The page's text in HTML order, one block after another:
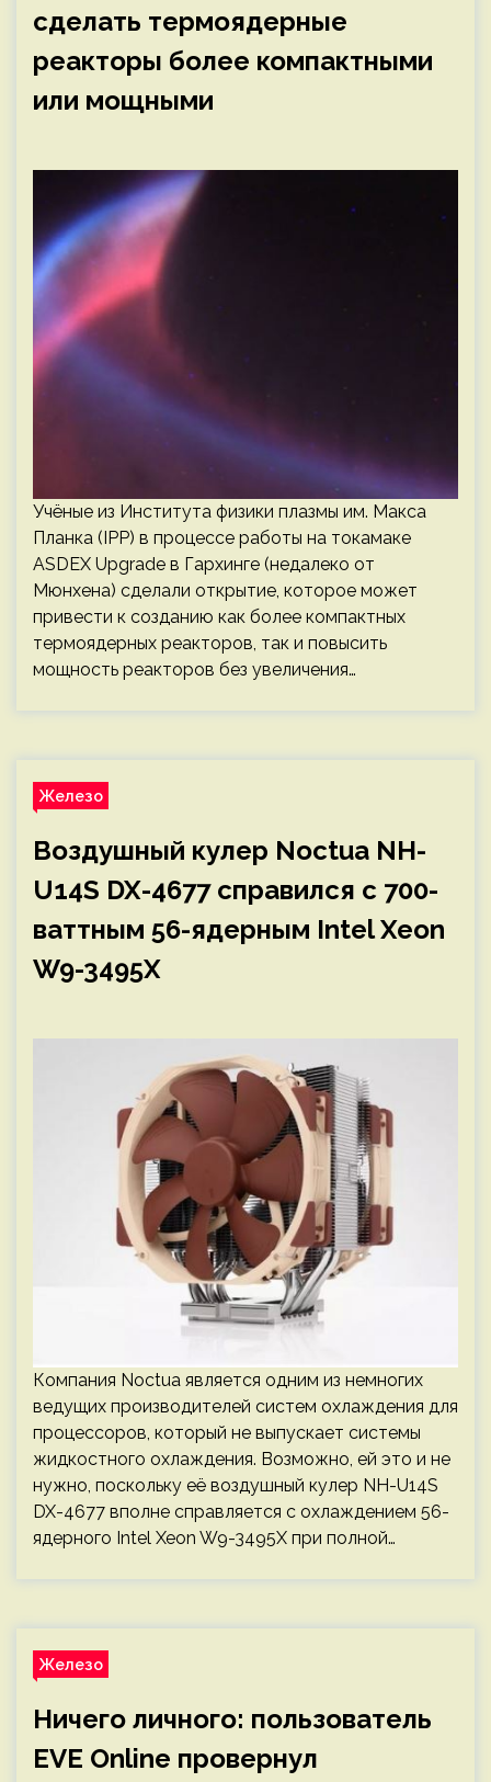
сделать термоядерные
реакторы более компактными
или мощными
Учёные из Института физики плазмы им. Макса
Планка (IPP) в процессе работы на токамаке
ASDEX Upgrade в Гархинге (недалеко от
Мюнхена) сделали открытие, которое может
привести к созданию как более компактных
термоядерных реакторов, так и повысить
мощность реакторов без увеличения…
Железо
Воздушный кулер Noctua NH-
U14S DX-4677 справился с 700-
ваттным 56-ядерным Intel Xeon
W9-3495X
Компания Noctua является одним из немногих
ведущих производителей систем охлаждения для
процессоров, который не выпускает системы
жидкостного охлаждения. Возможно, ей это и не
нужно, поскольку её воздушный кулер NH-U14S
DX-4677 вполне справляется с охлаждением 56-
ядерного Intel Xeon W9-3495X при полной…
Железо
Ничего личного: пользователь
EVE Online провернул